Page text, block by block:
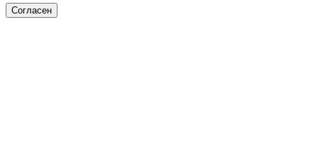
Согласен